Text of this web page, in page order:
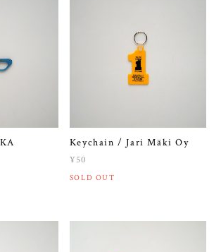
Keychain / Jari Mäki Oy
¥50
SOLD OUT